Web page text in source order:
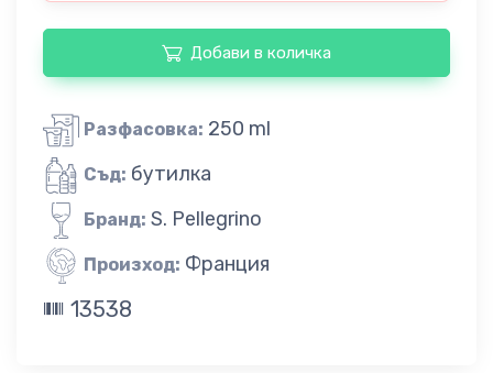
Добави в количка
Разфасовка: 250 ml
Съд: бутилка
Бранд: S. Pellegrino
Произход: Франция
13538